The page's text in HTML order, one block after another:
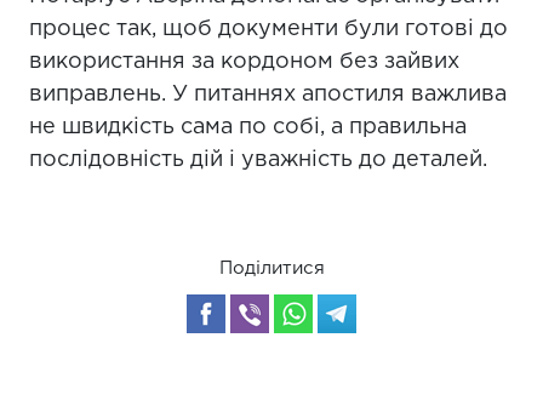
процес так, щоб документи були готові до
використання за кордоном без зайвих
виправлень. У питаннях апостиля важлива
не швидкість сама по собі, а правильна
послідовність дій і уважність до деталей.
Поділитися